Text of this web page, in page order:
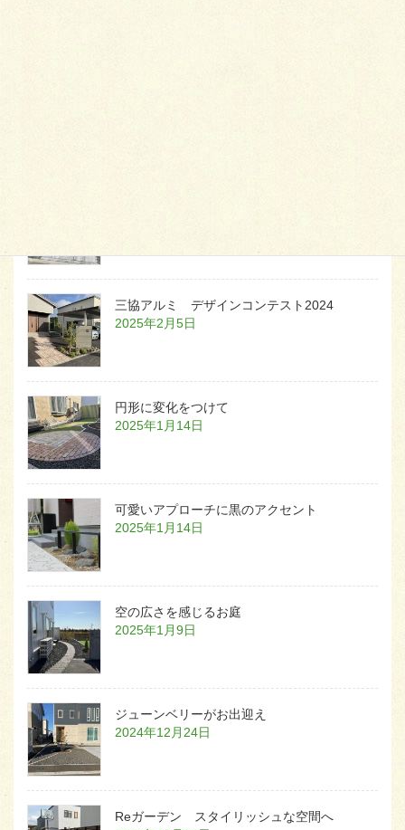
三協アルミ デザインコンテスト2024
2025年2月5日
円形に変化をつけて
2025年1月14日
可愛いアプローチに黒のアクセント
2025年1月14日
空の広さを感じるお庭
2025年1月9日
ジューンベリーがお出迎え
2024年12月24日
Reガーデン スタイリッシュな空間へ